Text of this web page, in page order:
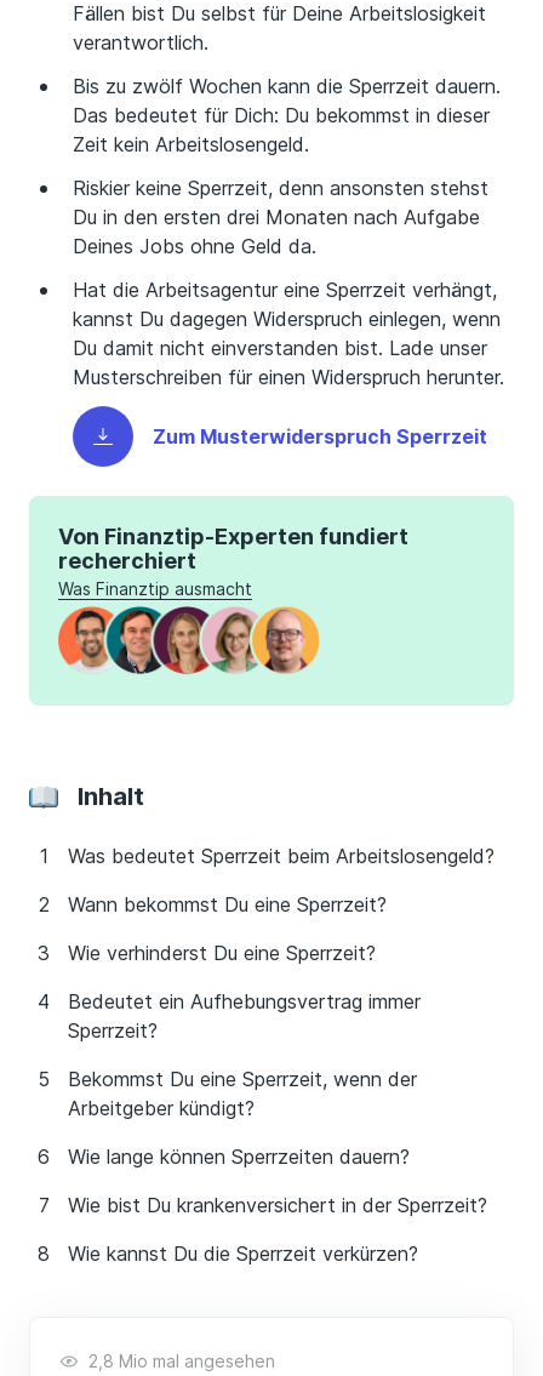
Fällen bist Du selbst für Deine Arbeitslosigkeit
verantwortlich.
Bis zu zwölf Wochen kann die Sperrzeit dauern.
Das bedeutet für Dich: Du bekommst in dieser
Zeit kein Arbeitslosengeld.
Riskier keine Sperrzeit, denn ansonsten stehst
Du in den ersten drei Monaten nach Aufgabe
Deines Jobs ohne Geld da.
Hat die Arbeitsagentur eine Sperrzeit verhängt,
kannst Du dagegen Widerspruch einlegen, wenn
Du damit nicht einverstanden bist. Lade unser
Musterschreiben für einen Widerspruch herunter.
Zum Musterwiderspruch Sperrzeit
Von Finanztip-Experten fundiert
recherchiert
Was Finanztip ausmacht
Inhalt
Was bedeutet Sperrzeit beim Arbeitslosengeld?
Wann bekommst Du eine Sperrzeit?
Wie verhinderst Du eine Sperrzeit?
Bedeutet ein Aufhebungsvertrag immer
Sperrzeit?
Bekommst Du eine Sperrzeit, wenn der
Arbeitgeber kündigt?
Wie lange können Sperrzeiten dauern?
Wie bist Du krankenversichert in der Sperrzeit?
Wie kannst Du die Sperrzeit verkürzen?
2,8 Mio mal angesehen